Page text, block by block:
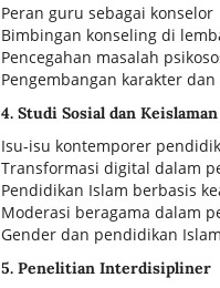
Peran guru sebagai konselor
Bimbingan konseling di
Pencegahan masalah
Pengembangan karakter
4. Studi Sosial dan
Isu-isu kontemporer
Transformasi digital dalam
Pendidikan Islam berbasis
Moderasi beragama dalam
Gender dan pendidikan Islam
5. Penelitian Interdisipliner